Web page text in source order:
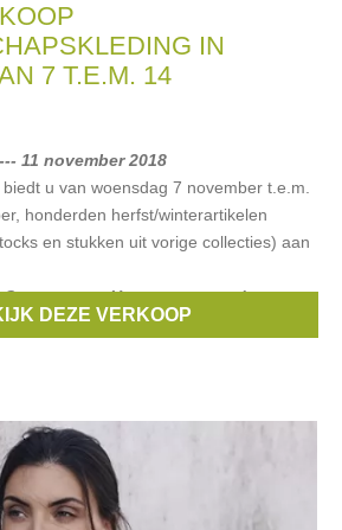
IN
7 T.E.M. 14
11 november 2018
u van woensdag 7 november t.e.m.
honderden herfst/winterartikelen
en stukken uit vorige collecties) aan
Queen mum,Un ventre pour deux,
, ...
DEZE VERKOOP